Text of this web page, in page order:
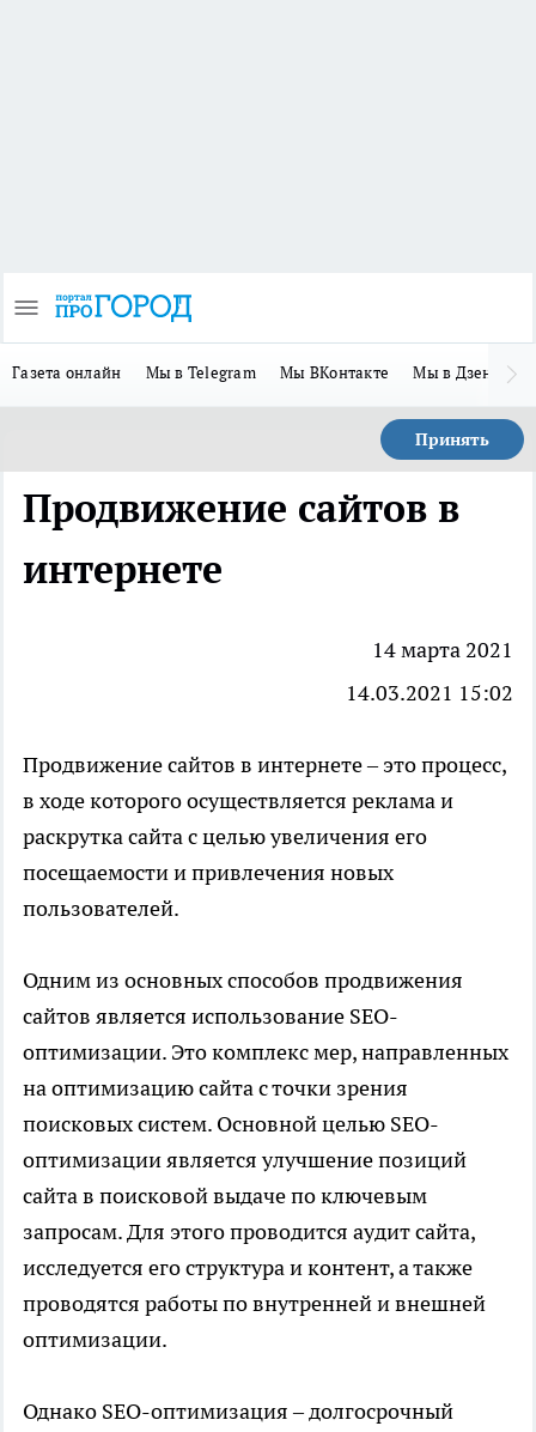
Газета онлайн Мы в Telegram Мы ВКонтакте Мы в Дзене
Принять
Продвижение сайтов в
интернете
14 марта 2021
14.03.2021 15:02
Продвижение сайтов в интернете– это процесс,
в ходе которого осуществляется реклама и
раскрутка сайта с целью увеличения его
посещаемости и привлечения новых
пользователей.
Одним из основных способов продвижения
сайтов является использование SEO-
оптимизации. Это комплекс мер, направленных
на оптимизацию сайта с точки зрения
поисковых систем. Основной целью SEO-
оптимизации является улучшение позиций
сайта в поисковой выдаче по ключевым
запросам. Для этого проводится аудит сайта,
исследуется его структура и контент, а также
проводятся работы по внутренней и внешней
оптимизации.
Однако SEO-оптимизация – долгосрочный